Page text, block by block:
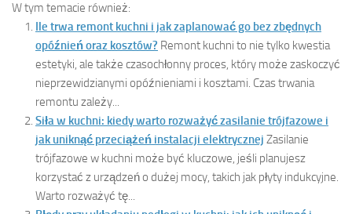
W tym temacie również:
Ile trwa remont kuchni i jak zaplanować go bez zbędnych
opóźnień oraz kosztów? Remont kuchni to nie tylko kwestia
estetyki, ale także czasochłonny proces, który może zaskoczyć
nieprzewidzianymi opóźnieniami i kosztami. Czas trwania
remontu zależy...
Siła w kuchni: kiedy warto rozważyć zasilanie trójfazowe i
jak uniknąć przeciążeń instalacji elektrycznej Zasilanie
trójfazowe w kuchni może być kluczowe, jeśli planujesz
korzystać z urządzeń o dużej mocy, takich jak płyty indukcyjne.
Warto rozważyć tę...